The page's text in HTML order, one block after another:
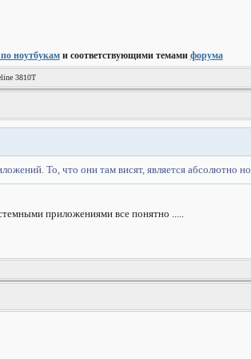
ноутбуками соответствующими темами форума
3810T
То, что они там висят, является абсолютно
приложениями все понятно .....